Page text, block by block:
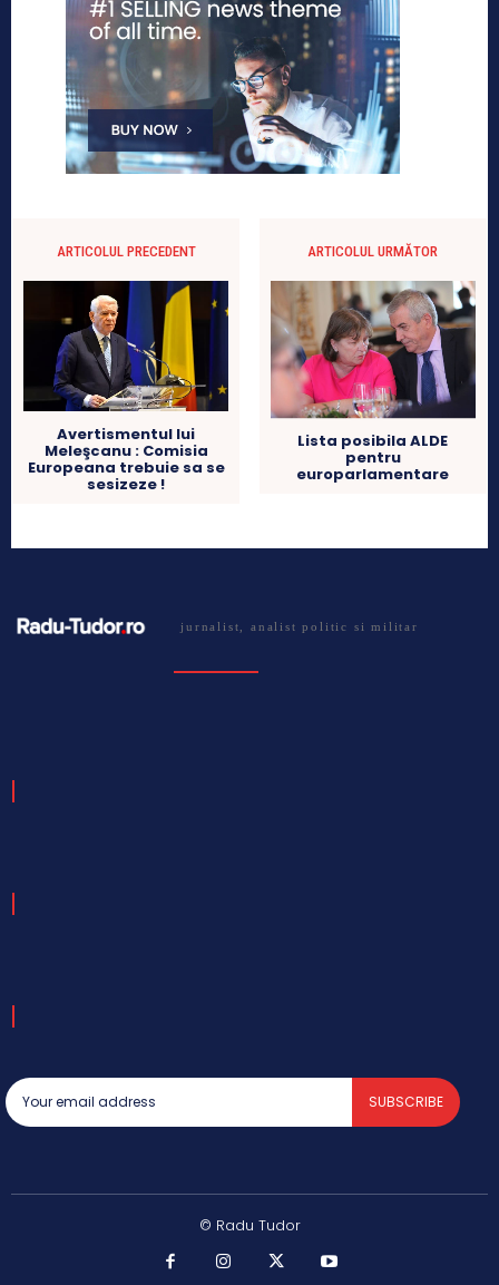
ARTICOLUL PRECEDENT
Avertismentul lui
Meleşcanu : Comisia
Europeana trebuie sa se
sesizeze !
ARTICOLUL URMĂTOR
Lista posibila ALDE
pentru
europarlamentare
jurnalist, analist politic si militar
SUBSCRIBE
© Radu Tudor